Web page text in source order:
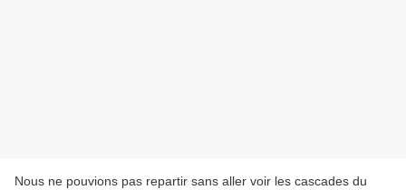
Nous ne pouvions pas repartir sans aller voir les cascades du